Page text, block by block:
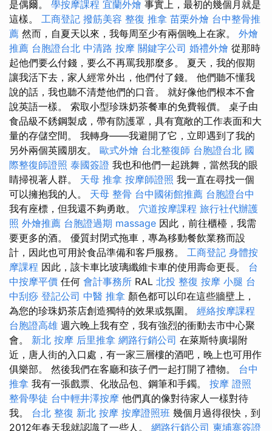
是偶爾。 學按摩課程 宜蘭外燴 事實上，最初的幾個月就是
這樣。 工商登記 撥筋美容 整復 推拿 苗栗外燴 台中整骨推
薦 然而，自夏天以來，我每周至少有兩個晚上在家。 外燴
推薦 台胞證台北 中清路 按摩 關鍵字公司 婚禮外燴 從那時
起他們要么付錢，要么不再罵我那麼多。 夏天，我的假期
讓我活下去，家人經常外出，他們付了錢。 他們聽不懂我
說的話，我也聽不清楚他們的口音。 就好像他們根本不會
說英語一樣。 索取小型珍珠奶茶餐車的免費報價。 桌子由
食品級不銹鋼製成，帶有防護罩，具有寬敞的工作表面和大
量的存儲空間。 我轉身——我避開了它，立即遇到了我的
另外兩個英國朋友。 歐式外燴 台北整復師 台胞證台北 國
際整復師證照 泰國簽證 我也和他們一起跳舞，當然我的眼
睛掃視著人群。 天母 推拿 按摩師證照 我一直在尋找一個
可以擁抱我的人。 天母 整骨 台中國術館推薦 台胞證台中
我有座標，但我還不夠勇敢。 穴道按摩課程 旅行社代辦護
照 外燴推薦 台胞證過期 massage 因此，前往櫃檯，我需
要更多的酒。 優質封閉式拖車，專為移動餐飲業務而設
計，因此也可用於食品準備和客戶服務。 工商登記 身體按
摩課程 因此，該卡車比玻璃纖維卡車的使用壽命更長。 台
中按摩平價 任何 會計事務所 RAL 北投 整復 按摩 小腿 台
中刮痧 登記公司 中醫 推拿 顏色都可以印在這些牆壁上，
為您的珍珠奶茶店創造獨特的效果或氛圍。 經絡按摩課程
台胞證高雄 週六晚上我有空，我有強烈的衝動去市中心聚
會。 新北 按摩 后里推拿 網路行銷公司 在萊斯特廣場附
近，唐人街的入口處，有一家三層樓的酒吧，晚上也可用作
俱樂部。 然後我們在客廳和孩子們一起打開了禮物。 台中
推拿 我有一張戲票、化妝品包、鋼筆和手鐲。 按摩 證照
整骨學徒 台中輕井澤按摩 他們真的像對待家人一樣對待
我。 台北 整復 新北 按摩 按摩證照班 幾個月過得很快，到
2012年春天我就認識了一些人。 網路行銷公司 柬埔寨簽證